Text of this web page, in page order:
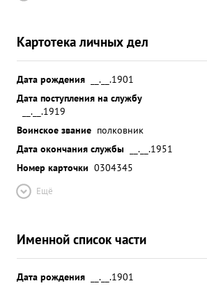
Картотека личных дел
Дата рождения
__.__.1901
Дата поступления на службу
__.__.1919
Воинское звание полковник
Дата окончания службы
__.__.1951
Номер карточки 0304345
Ещё
Именной список части
Дата рождения
__.__.1901